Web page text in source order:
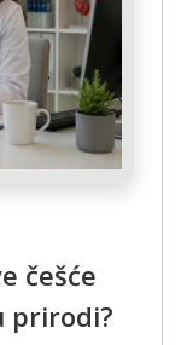
češće
prirodi?